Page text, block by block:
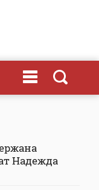
Надежда